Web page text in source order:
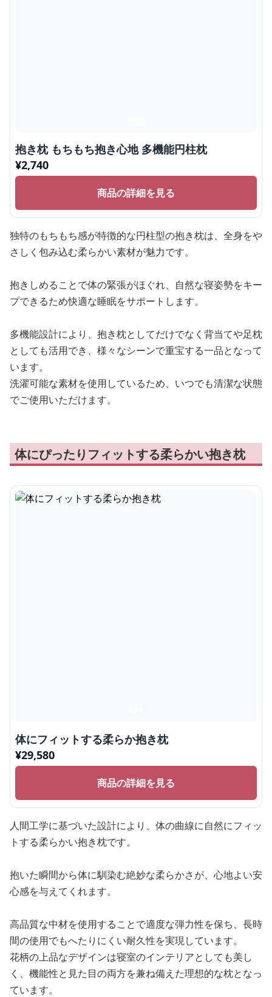
抱き枕 もちもち抱き心地 多機能円柱枕
¥2,740
商品の詳細を見る
独特のもちもち感が特徴的な円柱型の抱き枕は、全身をや
さしく包み込む柔らかい素材が魅力です。
抱きしめることで体の緊張がほぐれ、自然な寝姿勢をキー
プできるため快適な睡眠をサポートします。
多機能設計により、抱き枕としてだけでなく背当てや足枕
としても活用でき、様々なシーンで重宝する一品となって
います。
洗濯可能な素材を使用しているため、いつでも清潔な状態
でご使用いただけます。
体にぴったりフィットする柔らかい抱き枕
体にフィットする柔らか抱き枕
¥29,580
商品の詳細を見る
人間工学に基づいた設計により、体の曲線に自然にフィッ
トする柔らかい抱き枕です。
抱いた瞬間から体に馴染む絶妙な柔らかさが、心地よい安
心感を与えてくれます。
高品質な中材を使用することで適度な弾力性を保ち、長時
間の使用でもへたりにくい耐久性を実現しています。
花柄の上品なデザインは寝室のインテリアとしても美し
く、機能性と見た目の両方を兼ね備えた理想的な枕となっ
ています。